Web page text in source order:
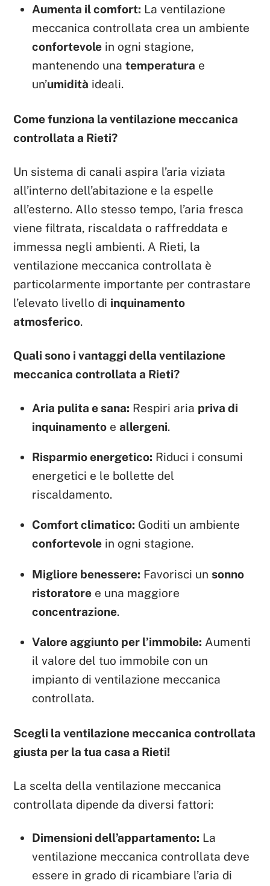
Aumenta il comfort: La ventilazione
meccanica controllata crea un ambiente
confortevole in ogni stagione,
mantenendo unatemperatura e
un’umidità ideali.
Come funziona la ventilazione meccanica
controllata a Rieti?
Un sistema di canali aspira l’aria viziata
all’interno dell’abitazione e la espelle
all’esterno. Allo stesso tempo, l’aria fresca
viene filtrata, riscaldata o raffreddata e
immessa negli ambienti. A Rieti, la
ventilazione meccanica controllata è
particolarmente importante per contrastare
l’elevato livello di inquinamento
atmosferico.
Quali sono i vantaggi della ventilazione
meccanica controllata a Rieti?
Aria pulita e sana: Respiri aria priva di
inquinamento eallergeni.
Risparmio energetico: Riduci i consumi
energetici e le bollette del
riscaldamento.
Comfort climatico: Goditi un ambiente
confortevole in ogni stagione.
Migliore benessere: Favorisci un sonno
ristoratore e una maggiore
concentrazione.
Valore aggiunto per l’immobile: Aumenti
il valore del tuo immobile con un
impianto di ventilazione meccanica
controllata.
Scegli la ventilazione meccanica controllata
giusta per la tua casa a Rieti!
La scelta della ventilazione meccanica
controllata dipende da diversi fattori:
Dimensioni dell’appartamento: La
ventilazione meccanica controllata deve
essere in grado di ricambiare l’aria di